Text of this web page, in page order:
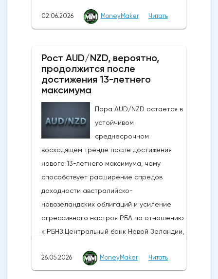
Широкое продвижение вперед
последовало за заявлениями президента
то, что, несмотря на новые военные
обмены в выходные, Вашингтон и Тегеран
по-прежнему ведут активные
дискуссии.Производственная активность в
США достигла 4-летнего максимума:
Несмотря на структурные проблемы,
связанные с нефтяным кризисом в
регионе и рекордно низким уровнем
потребительского доверия,
опубликованные в понедельник данные
показали, что производственная
активность в США растет самыми
быстрыми темпами за последние четыре
производственном секторе ISM за май
02.06.2026 MoneyMaker Читать
Рост AUD/NZD, вероятно,
продолжится после
достижения 13-летнего
максимума
Пара AUD/NZD остается в
устойчивом
среднесрочном
восходящем тренде после достижения
нового 13-летнего максимума, чему
способствует расширение спредов
доходности австралийско-
новозеландских облигаций и усиление
агрессивного настроя РБА по отношению
к РБНЗ.Центральный банк Новой Зеландии,
денежно-кредитной политике завтра, в
среду, 27 мая 2026 года, в 10:00 по
26.05.2026 MoneyMaker Читать